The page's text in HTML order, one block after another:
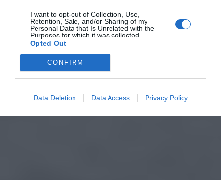
I want to opt-out of Collection, Use,
Retention, Sale, and/or Sharing of my
Personal Data that Is Unrelated with the
Purposes for which it was collected.
Opted Out
CONFIRM
Data Deletion Data Access Privacy Policy